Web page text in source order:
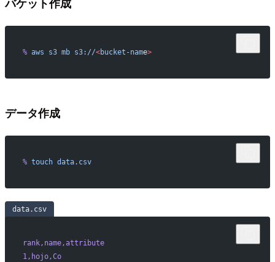
% aws s3 mb s3://<bucket-name>
データ作成
% touch data.csv
data.csv
rank,name,attribute
1,hojo,Co